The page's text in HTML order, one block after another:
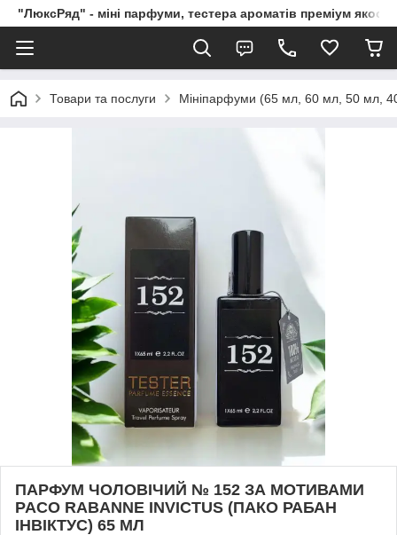
"ЛюксРяд" - міні парфуми, тестера ароматів преміум
Товари та послуги Мініпарфуми (65 мл, 60 мл, 50 мл,
ПАРФУМ ЧОЛОВІЧИЙ № 152 ЗА МОТИВАМИ
PACO RABANNE INVICTUS (ПАКО РАБАН
IНВІКТУС) 65 МЛ